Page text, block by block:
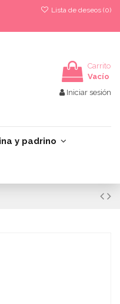
Lista de deseos (0)
Carrito
Vacío
Iniciar sesión
y padrino